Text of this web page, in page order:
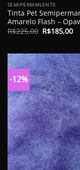
SEMIPERMANENTE
Tinta Pet
Amarelo Flash –
R$225,00 O
preço
R$225,00.
R$185,00O
-12%